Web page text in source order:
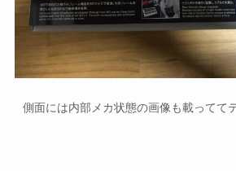
側面には内部メカ状態の画像も載ってて